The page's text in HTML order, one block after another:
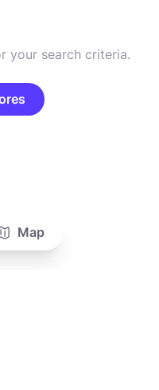
your search criteria.
Map